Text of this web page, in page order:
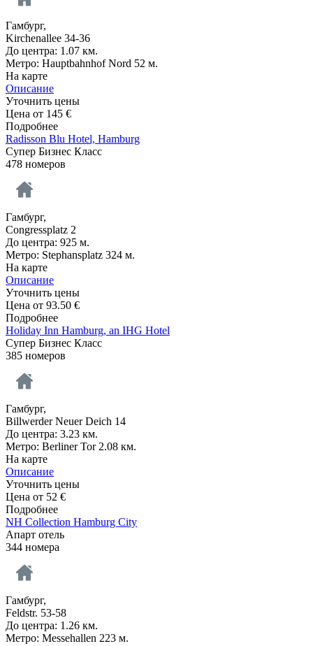
Гамбург,
Kirchenallee 34-36
До центра: 1.07 км.
Метро: Hauptbahnhof Nord 52 м.
На карте
Описание
Уточнить цены
Цена от 145 €
Подробнее
Radisson Blu Hotel, Hamburg
Супер Бизнес Класс
478 номеров
Гамбург,
Congressplatz 2
До центра: 925 м.
Метро: Stephansplatz 324 м.
На карте
Описание
Уточнить цены
Цена от 93.50 €
Подробнее
Holiday Inn Hamburg, an IHG Hotel
Супер Бизнес Класс
385 номеров
Гамбург,
Billwerder Neuer Deich 14
До центра: 3.23 км.
Метро: Berliner Tor 2.08 км.
На карте
Описание
Уточнить цены
Цена от 52 €
Подробнее
NH Collection Hamburg City
Апарт отель
344 номера
Гамбург,
Feldstr. 53-58
До центра: 1.26 км.
Метро: Messehallen 223 м.